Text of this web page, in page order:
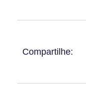
Compartilhe: